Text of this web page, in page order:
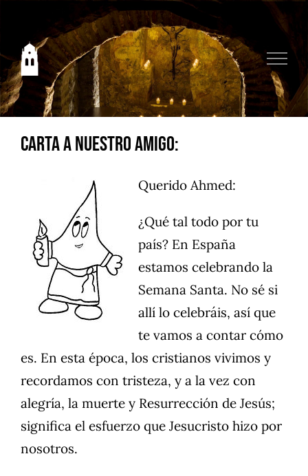
contenido
Carta a nuestro amigo:
Querido Ahmed:
¿Qué tal todo por tu
país? En España
estamos celebrando la
Semana Santa. No sé si
allí lo celebráis, así que
te vamos a contar cómo
es. En esta época, los cristianos vivimos y
recordamos con tristeza, y a la vez con
alegría, la muerte y Resurrección de Jesús;
significa el esfuerzo que Jesucristo hizo por
nosotros.